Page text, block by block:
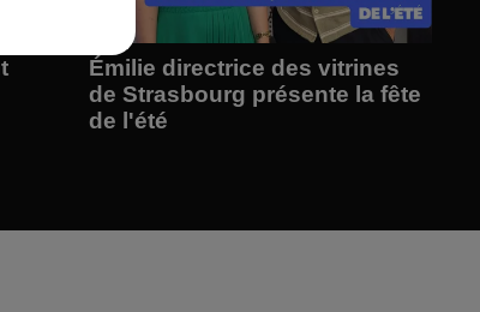
Émilie directrice des vitrines
de Strasbourg présente la fête
de l'été